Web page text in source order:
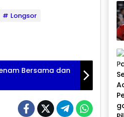
Longsor
Bersama dan